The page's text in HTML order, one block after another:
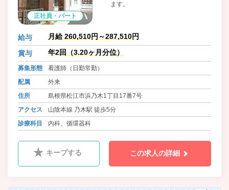
正社員・パート
ます。
給与 月給 260,510円～287,510円
賞与 年2回（3.20ヶ月分位）
募集形態
看護師（日勤常勤）
配属
外来
住所
島根県松江市浜乃木1丁目17番7号
アクセス
山陰本線 乃木駅 徒歩5分
診療科目
内科、循環器科
キープする この求人の詳細